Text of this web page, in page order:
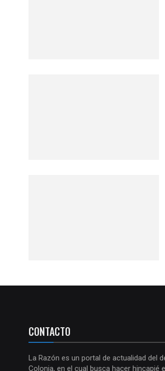
CONTACTO
La Razón es un portal de actualidad del
Colonia, en el cual busca hacer hincapié